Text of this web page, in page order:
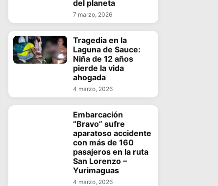
del planeta
7 marzo, 2026
Tragedia en la
Laguna de Sauce:
Niña de 12 años
pierde la vida
ahogada
4 marzo, 2026
Embarcación
“Bravo” sufre
aparatoso accidente
con más de 160
pasajeros en la ruta
San Lorenzo –
Yurimaguas
4 marzo, 2026